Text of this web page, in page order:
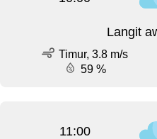
Langit
Timur, 3.8 m/s
59 %
11:00